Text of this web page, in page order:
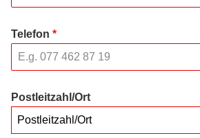
Telefon *
Postleitzahl/Ort
Postleitzahl/Ort